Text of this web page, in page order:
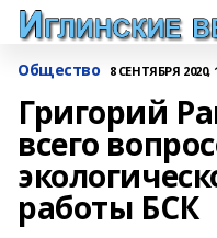
Общество 8 СЕНТЯБРЯ 2020,
Григорий
всего
работы БСК